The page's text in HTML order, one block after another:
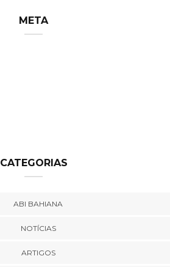
META
CATEGORIAS
ABI BAHIANA
NOTÍCIAS
ARTIGOS